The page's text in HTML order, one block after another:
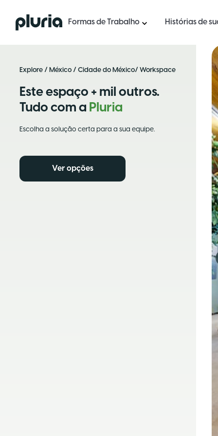
Logo Pluria Formas de Trabalho Histórias de
Explore / México / Cidade do México/ Workspace
Este espaço + mil outros.
Tudo com a Pluria
Escolha a solução certa para a sua equipe.
Ver opções